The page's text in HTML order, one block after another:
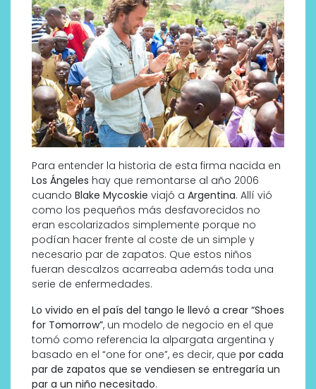
Para entender la historia de esta firma nacida en
Los Ángeles hay que remontarse al año 2006
cuando Blake Mycoskie viajó a Argentina. Allí vió
como los pequeños más desfavorecidos no
eran escolarizados simplemente porque no
podían hacer frente al coste de un simple y
necesario par de zapatos. Que estos niños
fueran descalzos acarreaba además toda una
serie de enfermedades.
Lo vivido en el país del tango le llevó a crear “Shoes
for Tomorrow”, un modelo de negocio en el que
tomó como referencia la alpargata argentina y
basado en el “one for one”, es decir, que por cada
par de zapatos que se vendiesen se entregaría un
par a un niño necesitado.